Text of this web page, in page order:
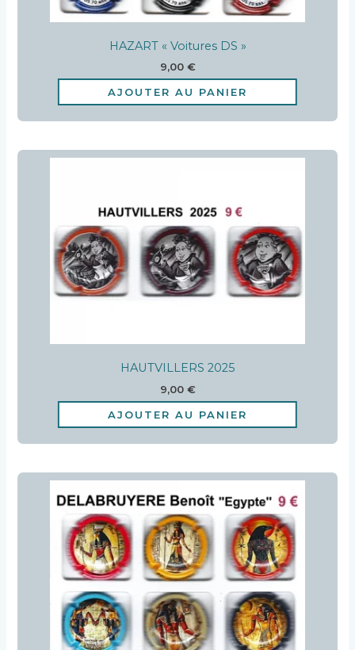
HAZART « Voitures DS »
9,00 €
AJOUTER AU PANIER
HAUTVILLERS 2025
9,00 €
AJOUTER AU PANIER